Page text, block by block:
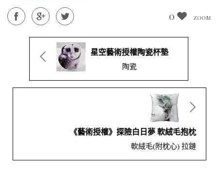
0 ZOOM
星空藝術授權陶瓷杯墊
陶瓷
《藝術授權》探險白日夢 軟絨毛抱枕
軟絨毛(附枕心) 拉鏈